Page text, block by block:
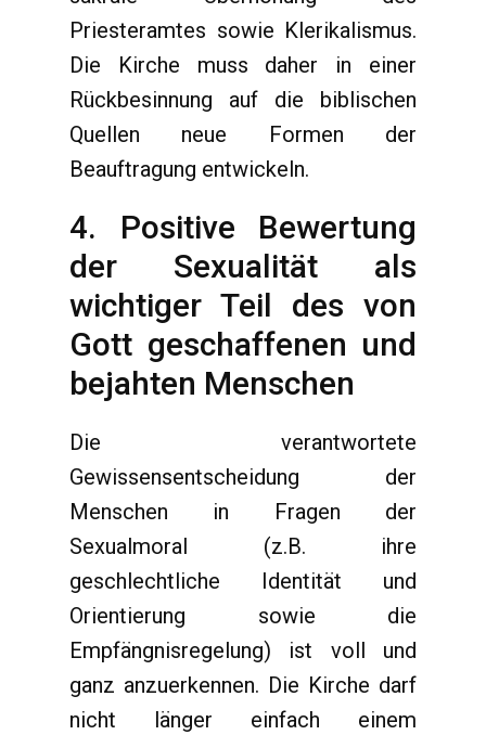
Priesteramtes sowie Klerikalismus.
Die Kirche muss daher in einer
Rückbesinnung auf die biblischen
Quellen neue Formen der
Beauftragung entwickeln.
4. Positive Bewertung
der Sexualität als
wichtiger Teil des von
Gott geschaffenen und
bejahten Menschen
Die verantwortete
Gewissensentscheidung der
Menschen in Fragen der
Sexualmoral (z.B. ihre
geschlechtliche Identität und
Orientierung sowie die
Empfängnisregelung) ist voll und
ganz anzuerkennen. Die Kirche darf
nicht länger einfach einem